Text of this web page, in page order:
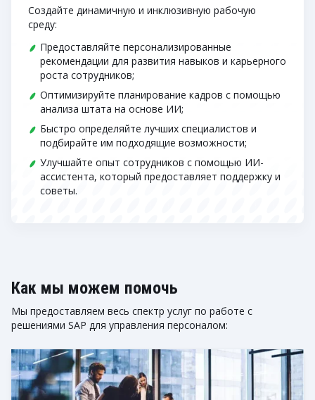
Создайте динамичную и инклюзивную рабочую
среду:
Предоставляйте персонализированные
рекомендации для развития навыков и карьерного
роста сотрудников;
Оптимизируйте планирование кадров с помощью
анализа штата на основе ИИ;
Быстро определяйте лучших специалистов и
подбирайте им подходящие возможности;
Улучшайте опыт сотрудников с помощью ИИ-
ассистента, который предоставляет поддержку и
советы.
Как мы можем помочь
Мы предоставляем весь спектр услуг по работе с
решениями SAP для управления персоналом: